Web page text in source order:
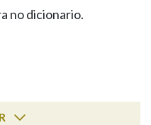
HOMENAXEADAS
DAS PALABRAS
no dicionario.